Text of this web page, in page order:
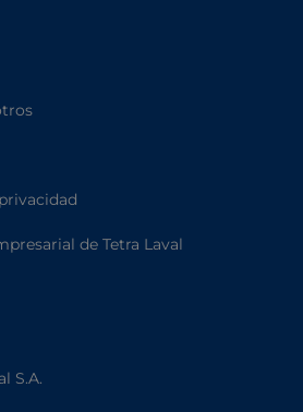
de Tetra Laval
S.A.